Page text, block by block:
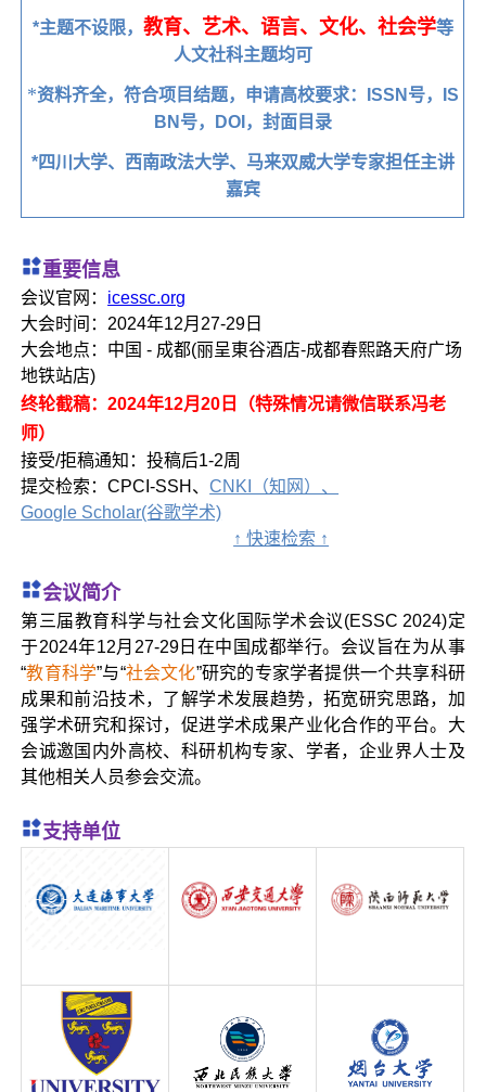
*主题不设限， 教育、艺术、语言、文化、社会学等
人文社科主题均可
*资料齐全，符合项目结题，申请高校要求：ISSN号，IS
BN号，DOI，封面目录
*四川大学、西南政法大学、马来双威大学专家担任主讲
嘉宾
重要信息
会议官网： icessc.org
大会时间：2024年12月27-29日
大会地点：中国 - 成都(丽呈東谷酒店-成都春熙路天府广场
地铁站店)
终轮截稿：2024年12月20日（特殊情况请微信联系冯老
师）
接受/拒稿通知：投稿后1-2周
提交检索：CPCI-SSH、CNKI（知网）、
Google Scholar(谷歌学术)
↑ 快速检索 ↑
会议简介
第三届教育科学与社会文化国际学术会议(ESSC 2024)定
于2024年12月27-29日在中国成都举行。会议旨在为从事
“教育科学”与“社会文化”研究的专家学者提供一个共享科研
成果和前沿技术，了解学术发展趋势，拓宽研究思路，加
强学术研究和探讨，促进学术成果产业化合作的平台。大
会诚邀国内外高校、科研机构专家、学者，企业界人士及
其他相关人员参会交流。
支持单位